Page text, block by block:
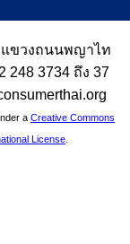
ขวงถนนพญาไท
248 3734 ถึง 37
a Creative Commons
License